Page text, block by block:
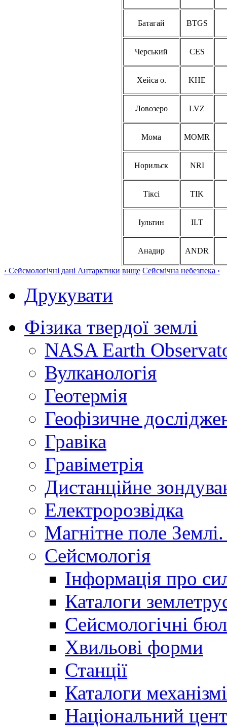
Батагай BTGS
Черський CES
Хейса о. KHE
Ловозеро LVZ
Мома MOMR
Норильск NRI
Тіксі TIK
Іультин ILT
Анадир ANDR
‹ Сейсмологічні дані Антарктики вище Сейсмічна небезпека ›
Друкувати
Фізика твердої землі
NASA Earth
Вулканологія
Геотермія
Геофізичне
Гравіка
Гравіметрія
Дистанційне
Електророзвідка
Магнітне поле
Сейсмологія
Інформація про
Каталоги
Сейсмологічні
Хвильові форми
Станції
Каталоги
Національний